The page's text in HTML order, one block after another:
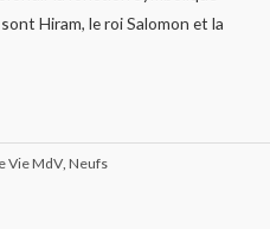
Hiram, le roi Salomon et la
Vie MdV Neufs